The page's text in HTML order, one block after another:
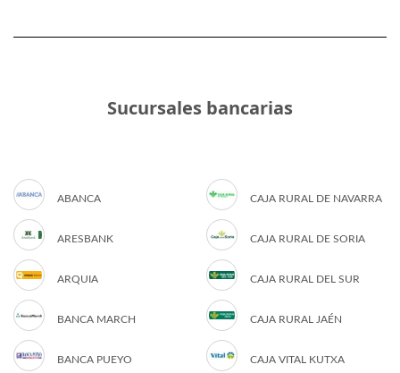
Sucursales bancarias
ABANCA
ARESBANK
ARQUIA
BANCA MARCH
BANCA PUEYO
CAJA RURAL DE NAVARRA
CAJA RURAL DE SORIA
CAJA RURAL DEL SUR
CAJA RURAL JAÉN
CAJA VITAL KUTXA